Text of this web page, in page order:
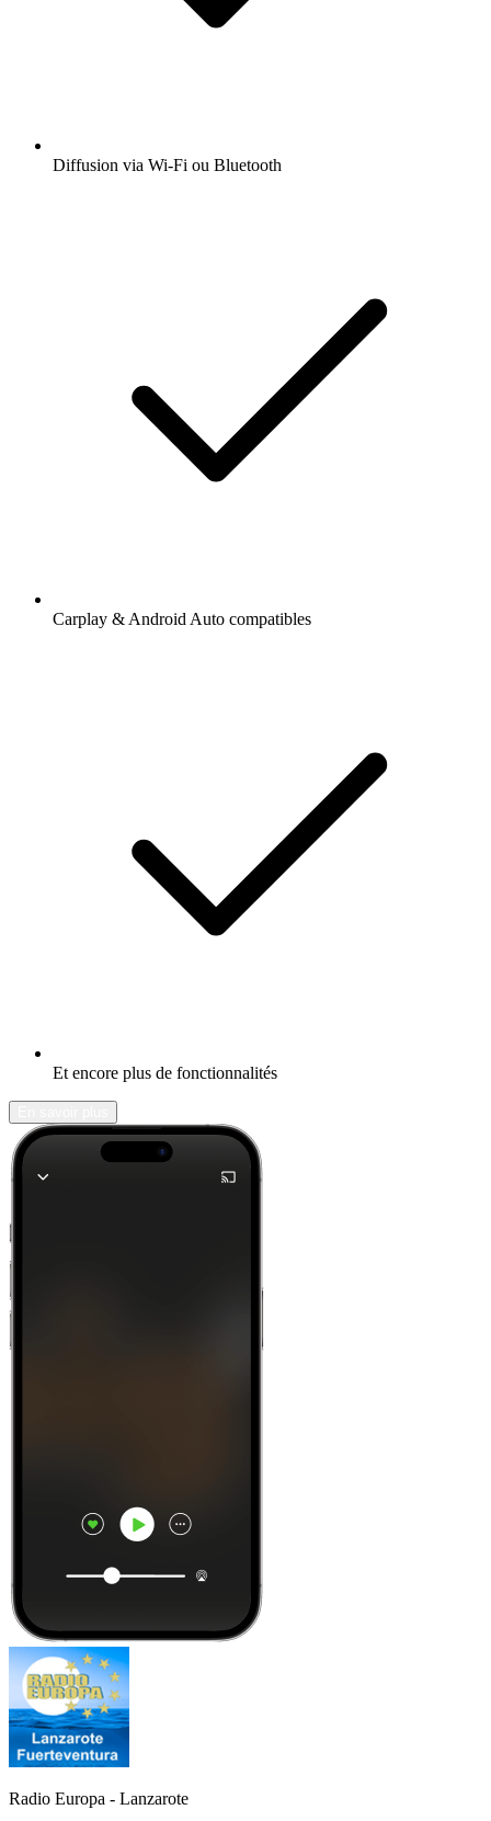
Diffusion via Wi-Fi ou Bluetooth
Carplay & Android Auto compatibles
Et encore plus de fonctionnalités
Radio Europa - Lanzarote